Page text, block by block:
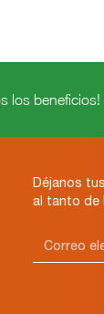
los beneficios!
Déjanos
al tanto de